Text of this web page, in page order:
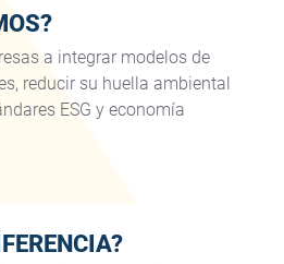
a integrar modelos de
reducir su huella ambiental
ESG y economía